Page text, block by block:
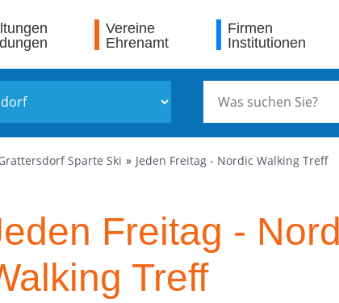
Vereine
Ehrenamt
Firmen
Institutionen
Sparte Ski Jeden Freitag - Nordic Walking Treff
Freitag -
Treff